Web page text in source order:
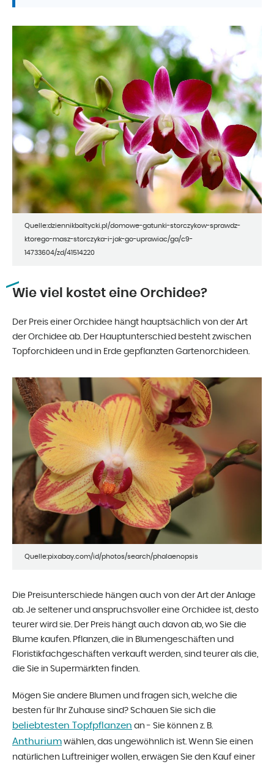
Quelle:dziennikbaltycki.pl/domowe-gatunki-storczykow-sprawdz-
ktorego-masz-storczyka-i-jak-go-uprawiac/ga/c9-
14733604/zd/41514220
Wie viel kostet eine Orchidee?
Der Preis einer Orchidee hängt hauptsächlich von der Art
der Orchidee ab. Der Hauptunterschied besteht zwischen
Topforchideen und in Erde gepflanzten Gartenorchideen.
Quelle:pixabay.com/id/photos/search/phalaenopsis
Die Preisunterschiede hängen auch von der Art der Anlage
ab. Je seltener und anspruchsvoller eine Orchidee ist, desto
teurer wird sie. Der Preis hängt auch davon ab, wo Sie die
Blume kaufen. Pflanzen, die in Blumengeschäften und
Floristikfachgeschäften verkauft werden, sind teurer als die,
die Sie in Supermärkten finden.
Mögen Sie andere Blumen und fragen sich, welche die
besten für Ihr Zuhause sind? Schauen Sie sich die
beliebtesten Topfpflanzen an - Sie können z. B.
Anthurium wählen, das ungewöhnlich ist. Wenn Sie einen
natürlichen Luftreiniger wollen, erwägen Sie den Kauf einer